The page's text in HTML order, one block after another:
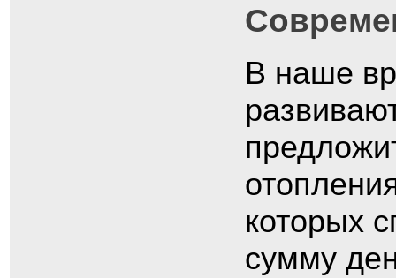
В наше
которых
сумму